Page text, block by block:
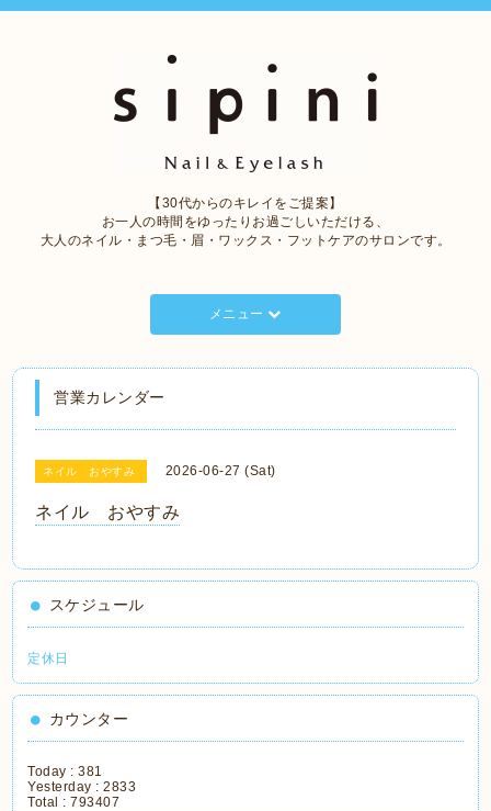
【30代からのキレイをご提案】
お一人の時間をゆったりお過ごしいただける、
大人のネイル・まつ毛・眉・ワックス・フットケアのサロンです。
メニュー
営業カレンダー
ネイル おやすみ 2026-06-27 (Sat)
ネイル おやすみ
スケジュール
定休日
カウンター
Today :381
Yesterday :2833
Total :793407